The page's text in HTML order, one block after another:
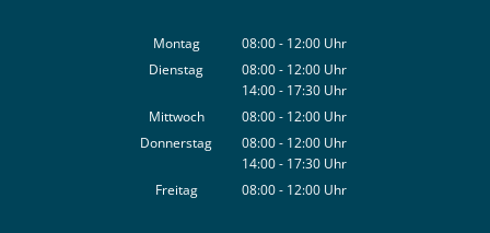
Montag 08:00- 12:00 Uhr
Von 08:00 bis 12:00 Uhr
Dienstag 08:00- 12:00 Uhr
Von 08:00 bis 12:00 Uhr
14:00- 17:30 Uhr
Von 14:00 bis 17:30 Uhr
Mittwoch 08:00- 12:00 Uhr
Von 08:00 bis 12:00 Uhr
Donnerstag 08:00- 12:00 Uhr
Von 08:00 bis 12:00 Uhr
14:00- 17:30 Uhr
Von 14:00 bis 17:30 Uhr
Freitag 08:00- 12:00 Uhr